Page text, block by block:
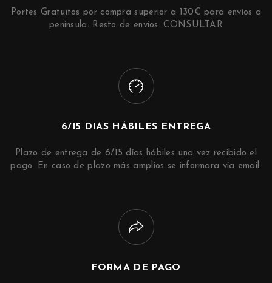
Portes Gratuitos por compra superior a 130€ para envíos a
península. Resto de envíos: CONSULTAR
6/15 DIAS HÁBILES ENTREGA
Plazo de entrega de 6/15 días hábiles una vez recibido el
pago. En caso de plazo más amplios se informara vía email.
FORMA DE PAGO